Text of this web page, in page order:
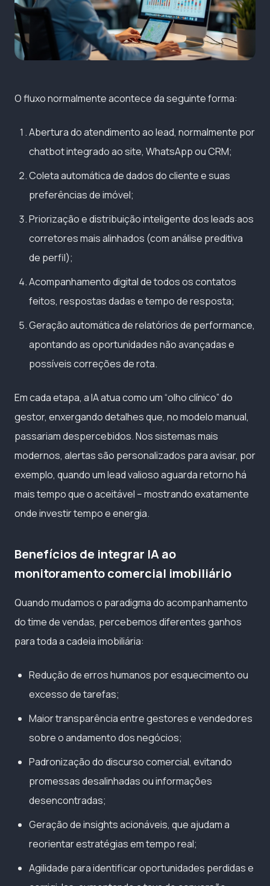
O fluxo normalmente acontece da seguinte forma:
Abertura do atendimento ao lead, normalmente por
chatbot integrado ao site, WhatsApp ou CRM;
Coleta automática de dados do cliente e suas
preferências de imóvel;
Priorização e distribuição inteligente dos leads aos
corretores mais alinhados (com análise preditiva
de perfil);
Acompanhamento digital de todos os contatos
feitos, respostas dadas e tempo de resposta;
Geração automática de relatórios de performance,
apontando as oportunidades não avançadas e
possíveis correções de rota.
Em cada etapa, a IA atua como um “olho clínico” do
gestor, enxergando detalhes que, no modelo manual,
passariam despercebidos. Nos sistemas mais
modernos, alertas são personalizados para avisar, por
exemplo, quando um lead valioso aguarda retorno há
mais tempo que o aceitável – mostrando exatamente
onde investir tempo e energia.
Benefícios de integrar IA ao
monitoramento comercial imobiliário
Quando mudamos o paradigma do acompanhamento
do time de vendas, percebemos diferentes ganhos
para toda a cadeia imobiliária:
Redução de erros humanos por esquecimento ou
excesso de tarefas;
Maior transparência entre gestores e vendedores
sobre o andamento dos negócios;
Padronização do discurso comercial, evitando
promessas desalinhadas ou informações
desencontradas;
Geração de insights acionáveis, que ajudam a
reorientar estratégias em tempo real;
Agilidade para identificar oportunidades perdidas e